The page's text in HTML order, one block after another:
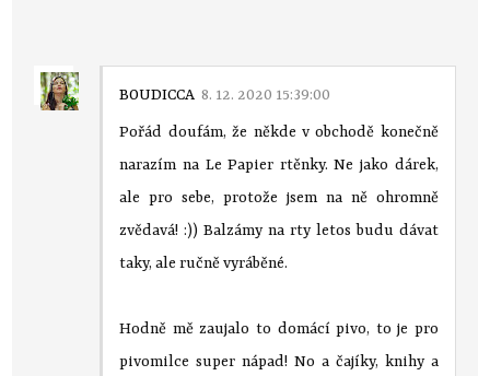
BOUDICCA 8. 12. 2020 15:39:00
Pořád doufám, že někde v obchodě konečně
narazím na Le Papier rtěnky. Ne jako dárek,
ale pro sebe, protože jsem na ně ohromně
zvědavá! :)) Balzámy na rty letos budu dávat
taky, ale ručně vyráběné.
Hodně mě zaujalo to domácí pivo, to je pro
pivomilce super nápad! No a čajíky, knihy a